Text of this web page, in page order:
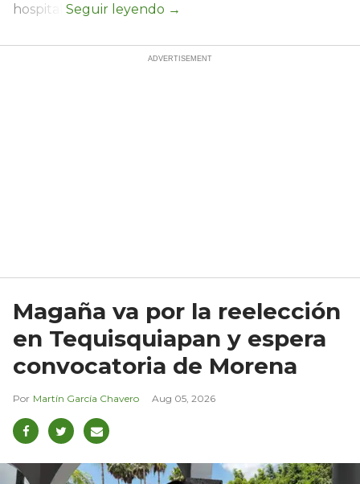
hospital.
Magaña va por la reelección
en Tequisquiapan y espera
convocatoria de Morena
Martín García Chavero Aug 05, 2026